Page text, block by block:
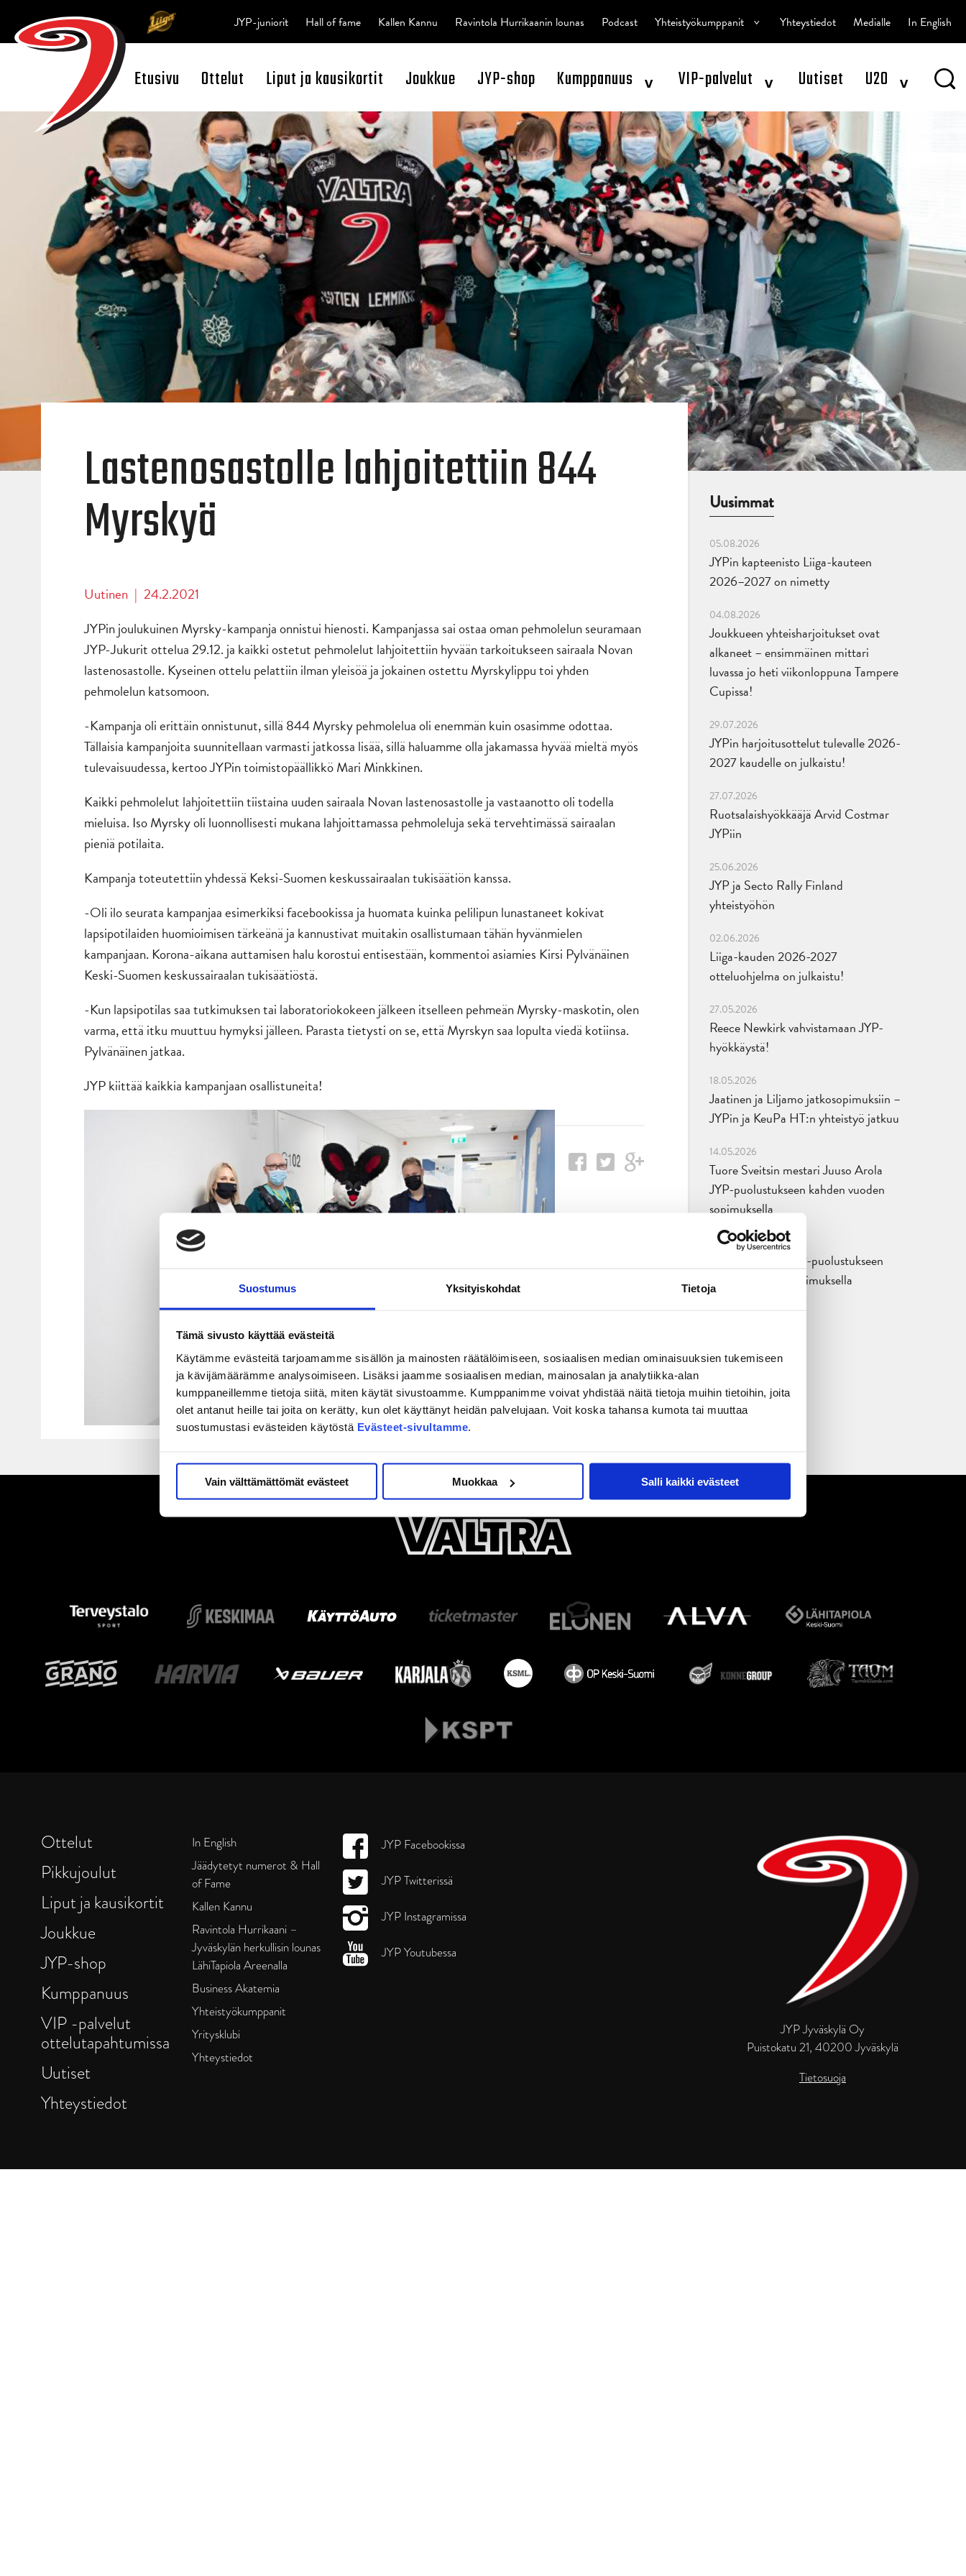
Suostumus Yksityiskohdat Tietoja
Tämä sivusto käyttää evästeitä
Käytämme evästeitä tarjoamamme sisällön ja mainosten räätälöimiseen, sosiaalisen median ominaisuuksien tukemiseen
ja kävijämäärämme analysoimiseen. Lisäksi jaamme sosiaalisen median, mainosalan ja analytiikka-alan
kumppaneillemme tietoja siitä, miten käytät sivustoamme. Kumppanimme voivat yhdistää näitä tietoja muihin tietoihin, joita
olet antanut heille tai joita on kerätty, kun olet käyttänyt heidän palvelujaan. Voit koska tahansa kumota tai muuttaa
suostumustasi evästeiden käytöstä Evästeet-sivultamme.
Vain välttämättömät evästeet Muokkaa Salli kaikki evästeet
Open Search
Etusivu Ottelut Liput ja kausikortit Joukkue JYP-shop Kumppanuus ^ VIP-palvelut ^ Uutiset U20 ^
JYP-juniorit Hall of fame Kallen Kannu Ravintola Hurrikaanin lounas Podcast Yhteistyökumppanit ^ Yhteystiedot Medialle In English
Lastenosastolle lahjoitettiin 844
Myrskyä
Uutinen | 24.2.2021
JYPin joulukuinen Myrsky-kampanja onnistui hienosti. Kampanjassa sai ostaa oman pehmolelun seuramaan
JYP-Jukurit ottelua 29.12. ja kaikki ostetut pehmolelut lahjoitettiin hyvään tarkoitukseen sairaala Novan
lastenosastolle. Kyseinen ottelu pelattiin ilman yleisöä ja jokainen ostettu Myrskylippu toi yhden
pehmolelun katsomoon.
-Kampanja oli erittäin onnistunut, sillä 844 Myrsky pehmolelua oli enemmän kuin osasimme odottaa.
Tällaisia kampanjoita suunnitellaan varmasti jatkossa lisää, sillä haluamme olla jakamassa hyvää mieltä myös
tulevaisuudessa, kertoo JYPin toimistopäällikkö Mari Minkkinen.
Kaikki pehmolelut lahjoitettiin tiistaina uuden sairaala Novan lastenosastolle ja vastaanotto oli todella
mieluisa. Iso Myrsky oli luonnollisesti mukana lahjoittamassa pehmoleluja sekä tervehtimässä sairaalan
pieniä potilaita.
Kampanja toteutettiin yhdessä Keksi-Suomen keskussairaalan tukisäätiön kanssa.
-Oli ilo seurata kampanjaa esimerkiksi facebookissa ja huomata kuinka pelilipun lunastaneet kokivat
lapsipotilaiden huomioimisen tärkeänä ja kannustivat muitakin osallistumaan tähän hyvänmielen
kampanjaan. Korona-aikana auttamisen halu korostui entisestään, kommentoi asiamies Kirsi Pylvänäinen
Keski-Suomen keskussairaalan tukisäätiöstä.
-Kun lapsipotilas saa tutkimuksen tai laboratoriokokeen jälkeen itselleen pehmeän Myrsky-maskotin, olen
varma, että itku muuttuu hymyksi jälleen. Parasta tietysti on se, että Myrskyn saa lopulta viedä kotiinsa.
Pylvänäinen jatkaa.
JYP kiittää kaikkia kampanjaan osallistuneita!
Uusimmat
05.08.2026
JYPin kapteenisto Liiga-kauteen
2026–2027 on nimetty
04.08.2026
Joukkueen yhteisharjoitukset ovat
alkaneet – ensimmäinen mittari
luvassa jo heti viikonloppuna Tampere
Cupissa!
29.07.2026
JYPin harjoitusottelut tulevalle 2026-
2027 kaudelle on julkaistu!
27.07.2026
Ruotsalaishyökkääjä Arvid Costmar
JYPiin
25.06.2026
JYP ja Secto Rally Finland
yhteistyöhön
02.06.2026
Liiga-kauden 2026-2027
otteluohjelma on julkaistu!
27.05.2026
Reece Newkirk vahvistamaan JYP-
hyökkäystä!
18.05.2026
Jaatinen ja Liljamo jatkosopimuksiin –
JYPin ja KeuPa HT:n yhteistyö jatkuu
14.05.2026
Tuore Sveitsin mestari Juuso Arola
JYP-puolustukseen kahden vuoden
sopimuksella
12.05.2026
Veeti Väisänen JYP-puolustukseen
kahden vuoden sopimuksella
JYP Jyväskylä Oy
Puistokatu 21, 40200 Jyväskylä
Tietosuoja
Ottelut
Pikkujoulut
Liput ja kausikortit
Joukkue
JYP-shop
Kumppanuus
VIP -palvelut
ottelutapahtumissa
Uutiset
Yhteystiedot
In English
Jäädytetyt numerot & Hall
of Fame
Kallen Kannu
Ravintola Hurrikaani –
Jyväskylän herkullisin lounas
LähiTapiola Areenalla
Business Akatemia
Yhteistyökumppanit
Yritysklubi
Yhteystiedot
JYP Facebookissa
JYP Twitterissä
JYP Instagramissa
JYP Youtubessa